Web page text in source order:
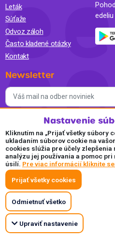
Leták
Súťaže
Odvoz záloh
Často kladené otázky
Kontakt
Newsletter
Súhlasím so spracovaním
newslettra na marketingové účely
Zásadami ochrany osobných
Akceptujeme
Plaťte pohodlne a bezpečne online.
Nastavenie
Kliknutím na „Prijať všetky súbory
ukladaním súborov cookie na
cookies slúžia pre účely zlepšenia
analýzu jej používania a pomoc
úsilí. Pre viac informácií kliknite
Prijať všetky cookies
Odmietnuť všetko
Upraviť nastavenie